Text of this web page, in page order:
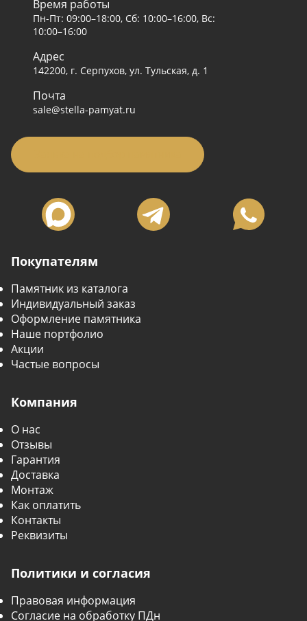
Покупателям
Памятник из каталога
Индивидуальный заказ
Оформление памятника
Наше портфолио
Акции
Частые вопросы
Компания
О нас
Отзывы
Гарантия
Доставка
Монтаж
Как оплатить
Контакты
Реквизиты
Политики и согласия
Правовая информация
Согласие на обработку ПДн
Время работы
Пн-Пт: 09:00–18:00, Сб: 10:00–16:00, Вс:
10:00–16:00
Адрес
142200, г. Серпухов, ул. Тульская, д. 1
Почта
sale@stella-pamyat.ru